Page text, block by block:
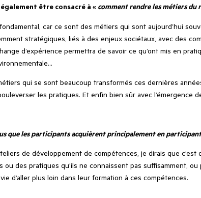
être consacré à « comment rendre les métiers
fondamental, car ce sont des métiers qui sont aujourd’hui
stratégiques, liés à des enjeux sociétaux, avec des
d’expérience permettra de savoir ce qu’ont mis en
qui se sont beaucoup transformés ces dernières
les pratiques. Et enfin bien sûr avec
que les participants acquièrent principalement en participant
de développement de compétences, je dirais que
ou des pratiques qu’ils ne connaissent pas suffisamment,
d’aller plus loin dans leur formation à ces compétences.